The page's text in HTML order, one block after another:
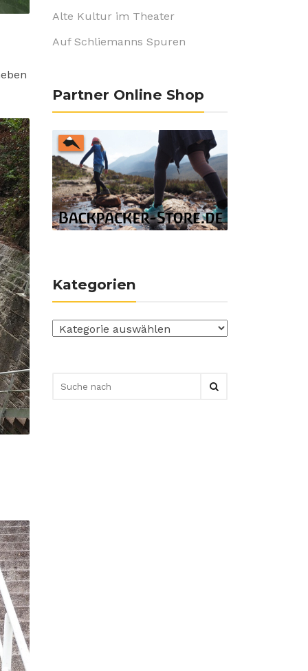
Alte Kultur im Theater
Auf Schliemanns Spuren
Partner Online Shop
Kategorien
Kategorien